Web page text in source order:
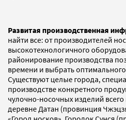
Развитая производственная
найти все: от производителей
высокотехнологичного
районирование производства
времени и выбрать
Существуют целые города,
производстве конкретного
чулочно-носочных изделий
деревне Датан (провинция